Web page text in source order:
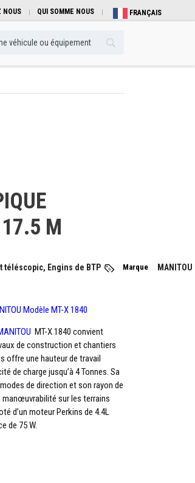
NOUS QUI SOMME NOUS FRANÇAIS
M
téléscopic, Engins de BTP Marque MANITOU
Modèle MT-X 1840
MT-X 1840 convient
de construction et chantiers
offre une hauteur de travail
de charge jusqu’à 4 Tonnes. Sa
de direction et son rayon de
sur les terrains
d’un moteur Perkins de 4.4L
de 75 W.